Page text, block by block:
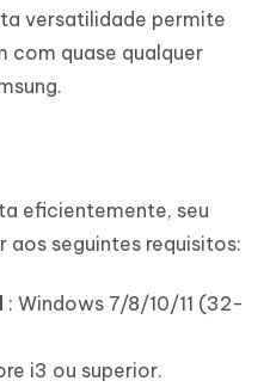
versatilidade permite
com quase qualquer
eficientemente, seu
seguintes requisitos:
: Windows 7/8/10/11 (32-
i3 ou superior.